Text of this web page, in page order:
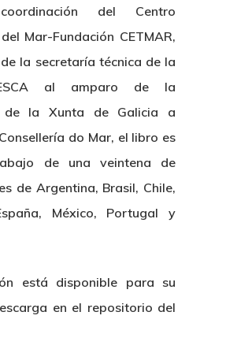
del Centro
Mar-Fundación CETMAR,
la secretaría técnica de la
al amparo de la
de la Xunta de Galicia a
do Mar, el libro es
de una veintena de
de Argentina, Brasil, Chile,
México, Portugal y
está disponible para su
en el repositorio del